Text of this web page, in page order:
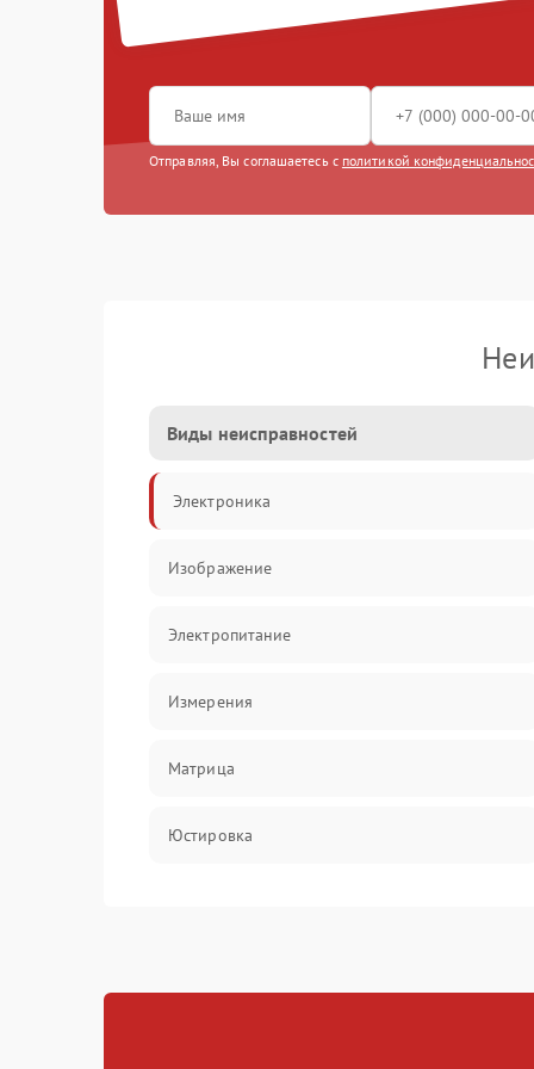
Отправляя, Вы соглашаетесь с политикой
Виды неисправностей
Электроника
Изображение
Электропитание
Измерения
Матрица
Юстировка